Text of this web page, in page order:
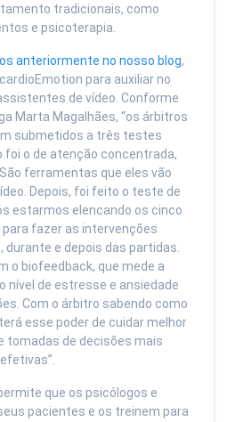
tradicionais, como
e psicoterapia.
anteriormente no nosso blog,
para auxiliar no
de vídeo. Conforme
Marta Magalhães, “os árbitros
submetidos a três testes
foi o de atenção concentrada,
ferramentas que eles vão
Depois, foi feito o teste de
estarmos elencando os cinco
fazer as intervenções
e depois das partidas.
o biofeedback, que mede a
nível de estresse e ansiedade
Com o árbitro sabendo como
esse poder de cuidar melhor
tomadas de decisões mais
efetivas”.
que os psicólogos e
pacientes e os treinem para